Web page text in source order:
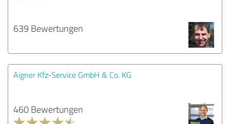
639 Bewertungen
Aigner Kfz-Service GmbH & Co. KG
460 Bewertungen